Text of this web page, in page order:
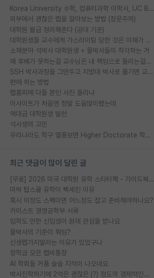
Korea University 수학, 컴퓨터과학 이학사, UC Berkeley 산업공학 대학원 공학박사가 되는 것은 쉽지 않겠죠?
외부에서 괜찮은 랩을 알아보는 방법 (장문주의)
대학원 월급 정리해준다 (공대 기준)
대학원생들 교수에게 가스라이팅 당한 것은 이해가 갑니다. 안타깝네요.
소재분야 석박사 대학원생 + 물박사들이 착각하는 거
왜 후배가 못하는걸 교수님은 내 책임으로 돌리는걸까요?
SSH 박사과정을 그만두고 지방대 박사로 옮기면 교수의 꿈은 끝일까요?
편애 하는 방법
랩홈피에 다들 본인 사진 올리냐
이사이트가 처음엔 정말 도움많이됐는데
역대급 대학원생 빌런
석사생의 고민
우리나라도 학구 열풍보면 Higher Doctorate 학위가 필요하다고 봅니다.
최근 댓글이 많이 달린 글
[무료] 2026 미국 대학원 유학 스타터팩 - 가이드북 & 합격자 컨택메일 템플릿
미박 탑스쿨 유학이 빡세진 이유
혹시 이정도 스펙이면 어느정도 잡고 준비해야하나요?
카이스트 경영공학부 서류
입학도 안한 신입생이 원래 관심을 받나요
물박사의 기준이 뭐임?
신생랩가지말라는 이유가 있었구나
장학금 모은 랩비통장
AI 학회들 거품 슬슬 지적이 나오네요
박사진학하기에 2억은 괜찮은 (?) 정도의 경제력인가요